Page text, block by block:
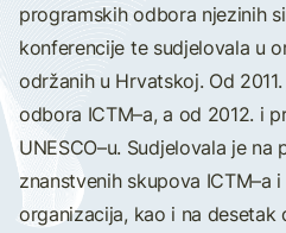
programskih odbora njezinih
konferencije te sudjelovala u
održanih u Hrvatskoj. Od
odbora ICTM–a, a od 2012. i
UNESCO–u. Sudjelovala je
znanstvenih skupova ICTM–a
organizacija, kao i na desetak